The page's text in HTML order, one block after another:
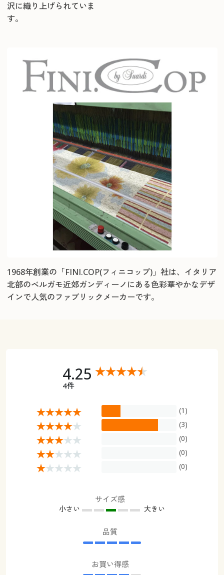
沢に織り上げられていま
す。
1968年創業の「FINI.COP(フィニコップ)」社は、イタリア
北部のベルガモ近郊ガンディーノにある色彩華やかなデザ
インで人気のファブリックメーカーです。
4.25
4件
(1)
(3)
(0)
(0)
(0)
サイズ感
小さい 大きい
品質
お買い得感